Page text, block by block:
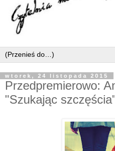
wtorek, 24 listopada 2015
Przedpremierowo:
"Szukając